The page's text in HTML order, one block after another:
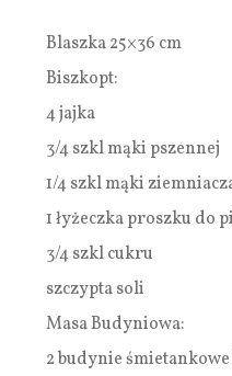
Blaszka 25×36 cm
Biszkopt:
4 jajka
3/4 szkl mąki pszennej
1/4 szkl mąki
1 łyżeczka proszku do
3/4 szkl cukru
szczypta soli
Masa Budyniowa:
2 budynie